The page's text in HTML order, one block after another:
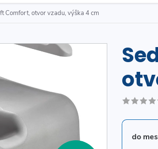
Comfort, otvor vzadu, výška 4 cm
do